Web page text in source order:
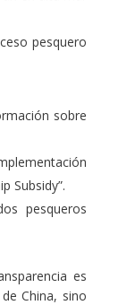
pesquero
sobre
Subsidy”.
pesqueros
es
China, sino